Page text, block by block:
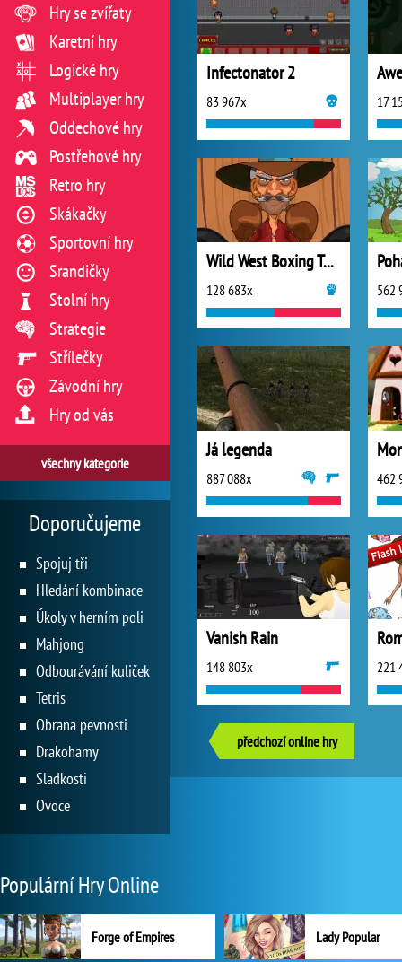
Infectonator 2
83 967x 17
Wild West Boxing Tournament
128 683x 562
Já legenda
887 088x 462
Vanish Rain
148 803x 221
předchozí online hry
Hry se zvířaty
Karetní hry
Logické hry
Multiplayer hry
Oddechové hry
Postřehové hry
Retro hry
Skákačky
Sportovní hry
Srandičky
Stolní hry
Strategie
Střílečky
Závodní hry
Hry od vás
všechny kategorie
Doporučujeme
Spojuj tři
Hledání kombinace
Úkoly v herním poli
Mahjong
Odbourávání kuliček
Tetris
Obrana pevnosti
Drakohamy
Sladkosti
Ovoce
Populární Hry Online
Forge of Empires Lady Popular